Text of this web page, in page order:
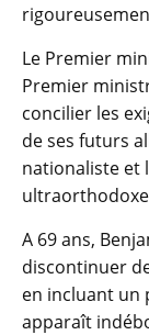
Le Premier
Premier
concilier les
de ses futurs
nationaliste et
A 69 ans,
discontinuer
en incluant un
apparaît